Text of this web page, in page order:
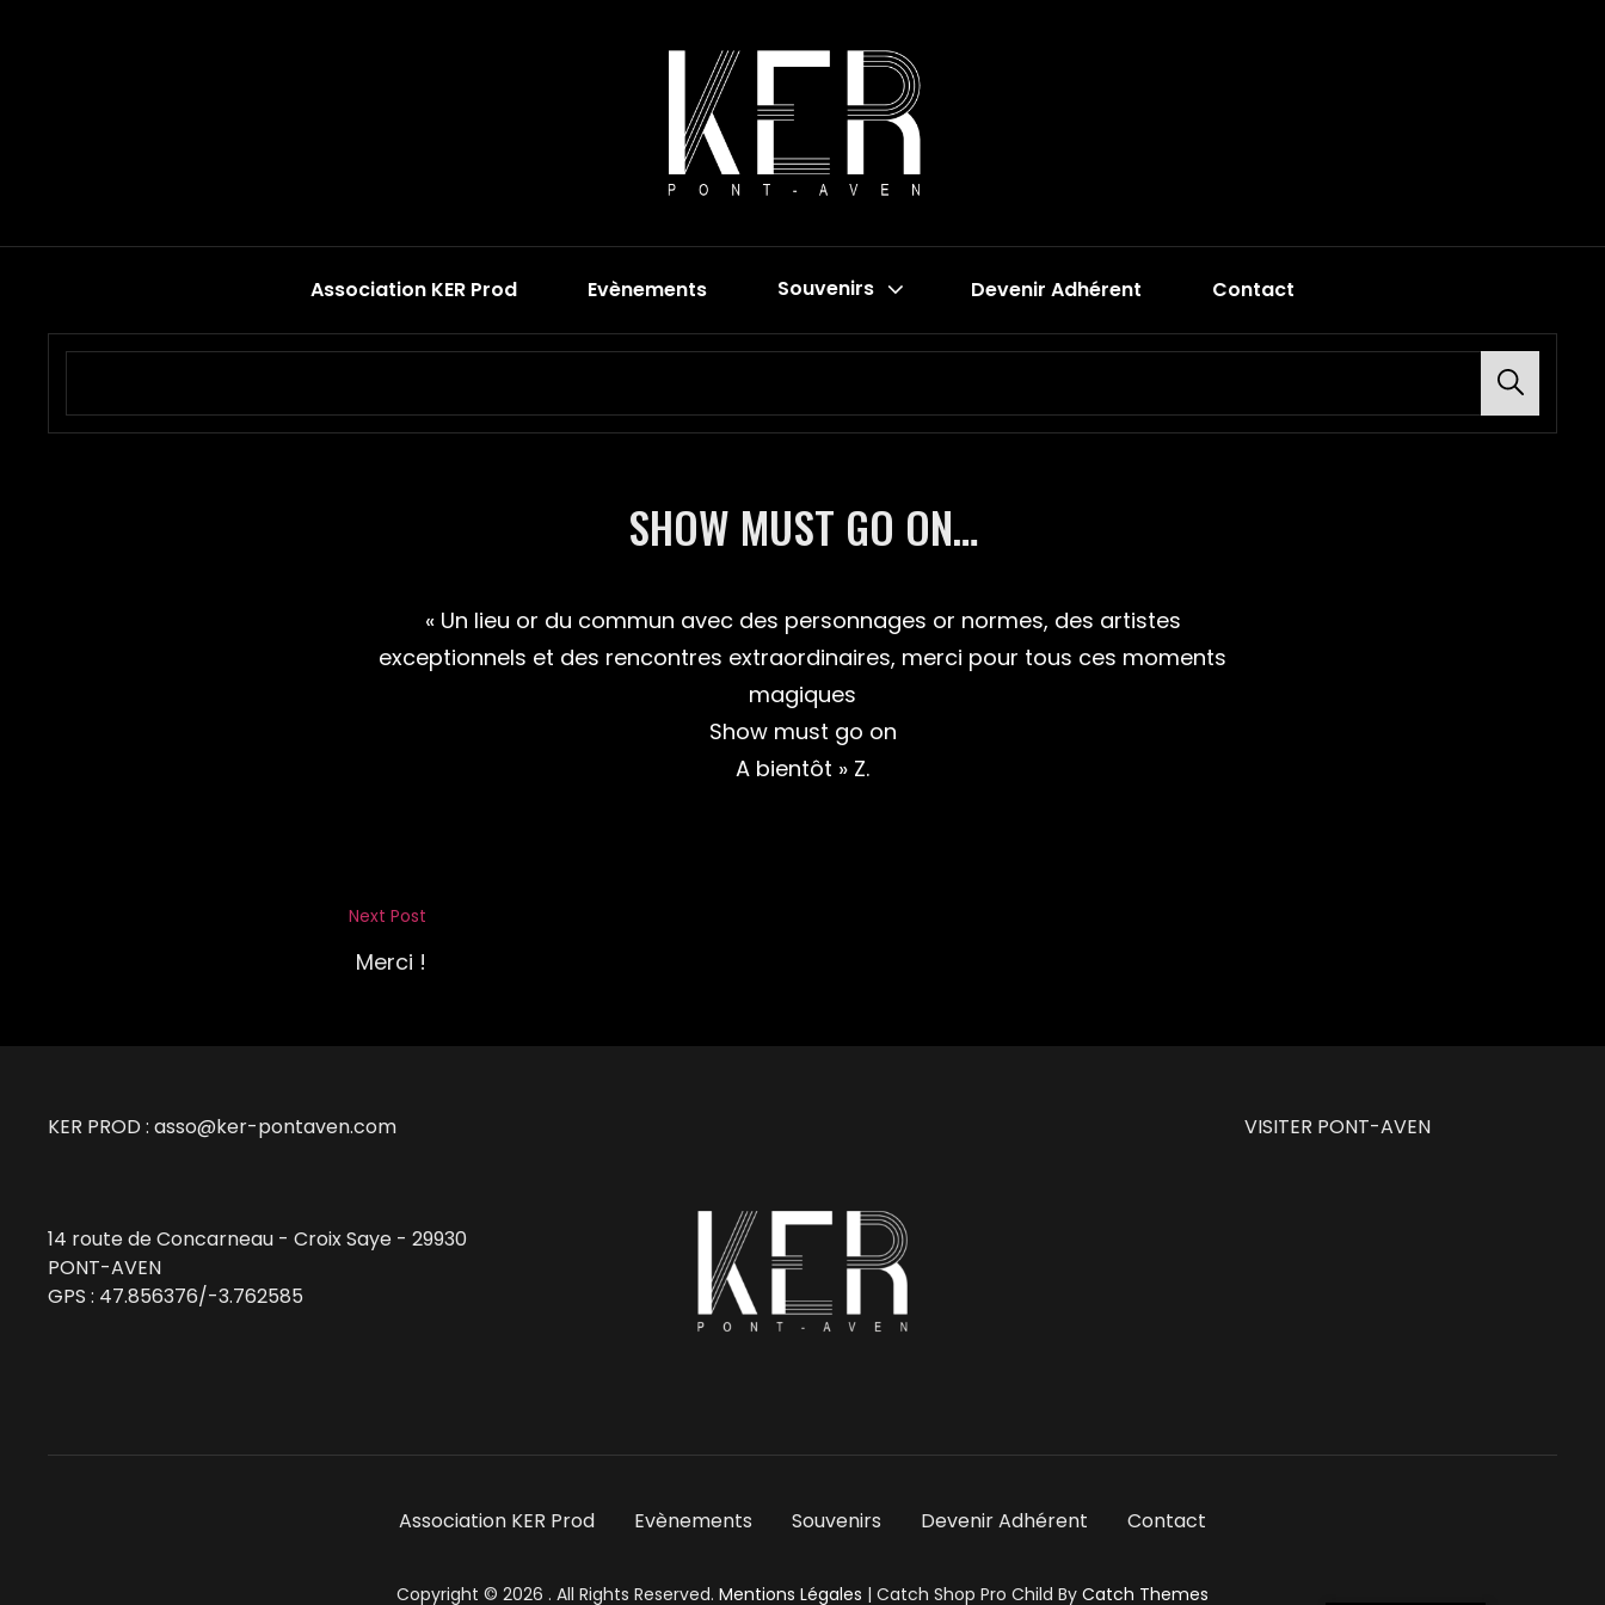
Association KER Prod Evènements Souvenirs Devenir Adhérent Contact
SHOW MUST GO ON…
« Un lieu or du commun avec des personnages or normes, des artistes
exceptionnels et des rencontres extraordinaires, merci pour tous ces moments
magiques
Show must go on
A bientôt » Z.
Navigation
de
Next
Post
Next Post
Merci !
KER PROD : asso@ker-pontaven.com
14 route de Concarneau - Croix Saye - 29930
PONT-AVEN
GPS : 47.856376/-3.762585
VISITER PONT-AVEN
Association KER Prod Evènements Souvenirs Devenir Adhérent Contact
Copyright © 2026 . All Rights Reserved. Mentions Légales | Catch Shop Pro Child By Catch Themes